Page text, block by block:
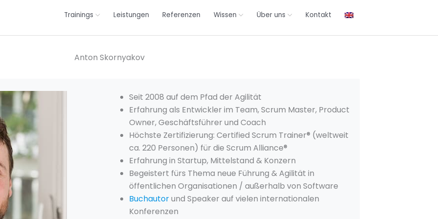
Trainings Leistungen Referenzen Wissen Über uns Kontakt
Anton Skornyakov
Seit 2008 auf dem Pfad der Agilität
Erfahrung als Entwickler im Team, Scrum Master, Product
Owner, Geschäftsführer und Coach
Höchste Zertifizierung: Certified Scrum Trainer® (weltweit
ca. 220 Personen) für die Scrum Alliance®
Erfahrung in Startup, Mittelstand & Konzern
Begeistert fürs Thema neue Führung & Agilität in
öffentlichen Organisationen / außerhalb von Software
Buchautorund Speaker auf vielen internationalen
Konferenzen